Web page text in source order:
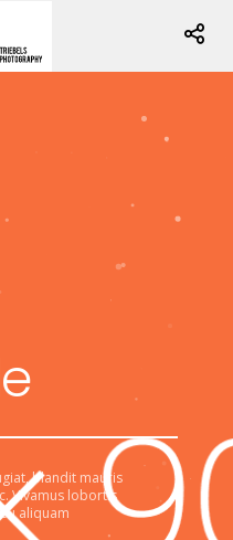
blandit mauris
Vivamus lobortis
aliquam